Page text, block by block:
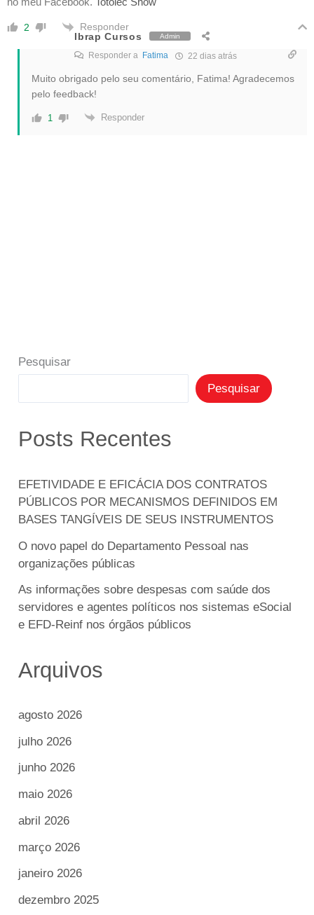
2
Responder
Ibrap Cursos
Admin
Responder a Fatima 22 dias atrás
Muito obrigado pelo seu comentário, Fatima! Agradecemos
pelo feedback!
1 Responder
Pesquisar
Pesquisar
Posts Recentes
EFETIVIDADE E EFICÁCIA DOS CONTRATOS
PÚBLICOS POR MECANISMOS DEFINIDOS EM
BASES TANGÍVEIS DE SEUS INSTRUMENTOS
O novo papel do Departamento Pessoal nas
organizações públicas
As informações sobre despesas com saúde dos
servidores e agentes políticos nos sistemas eSocial
e EFD-Reinf nos órgãos públicos
Arquivos
agosto 2026
julho 2026
junho 2026
maio 2026
abril 2026
março 2026
janeiro 2026
dezembro 2025